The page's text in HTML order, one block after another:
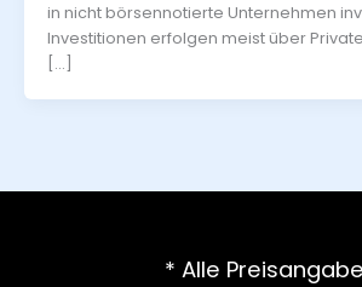
in nicht börsennotierte Unternehmen
Investitionen erfolgen meist über
[…]
* Alle